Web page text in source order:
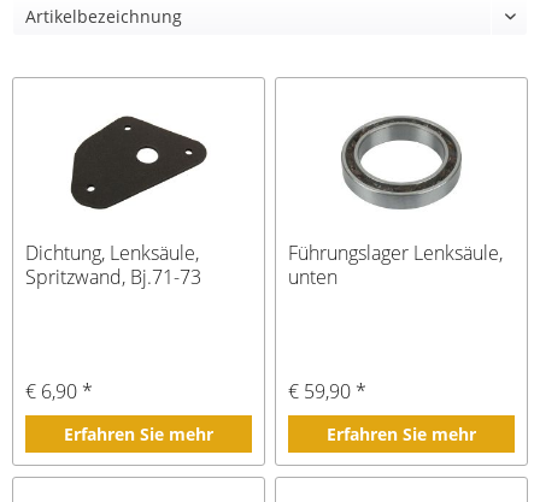
Dichtung, Lenksäule,
Spritzwand, Bj.71-73
€ 6,90 *
Erfahren Sie mehr
Führungslager Lenksäule,
unten
€ 59,90 *
Erfahren Sie mehr